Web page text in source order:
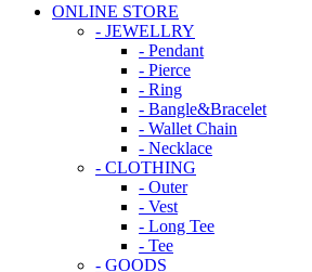
ONLINE STORE
- JEWELLRY
- Pendant
- Pierce
- Ring
- Bangle&Bracelet
- Wallet Chain
- Necklace
- CLOTHING
- Outer
- Vest
- Long Tee
- Tee
- GOODS